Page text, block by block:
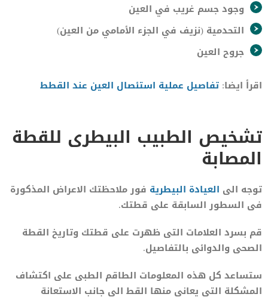
وجود جسم غريب في العين
التحدمية (نزيف في الجزء الأمامي من العين)
جروح العين
اقرأ ايضا: تفاصيل عملية استئصال العين عند القطط
تشخيص الطبيب البيطرى للقطة
المصابة
توجه الى العيادة البيطرية فور ملاحظتك الاعراض المذكورة
فى السطور السابقة على قطتك.
قم بسرد العلامات التى ظهرت على قطتك وتاريخ القطة
الصحى والدوائى بالتفاصيل.
ستساعد كل هذه المعلومات الطاقم الطبى على اكتشاف
المشكلة التى يعانى منها القط الى جانب الاستعانة